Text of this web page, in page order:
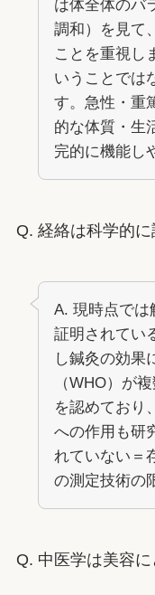
は体全体のバ
調和）を見て
ことを重視し
いうことでは
す。急性・重
的な体質・生
完的に機能し
Q. 経絡は科学的
A. 現時点では
証明されてい
し鍼灸の効果
（WHO）が
を認めており
への作用も研
れていない＝
の測定技術の
Q. 中医学は美容